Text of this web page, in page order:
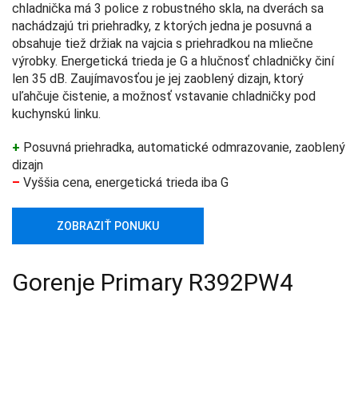
chladnička má 3 police z robustného skla, na dverách sa
nachádzajú tri priehradky, z ktorých jedna je posuvná a
obsahuje tiež držiak na vajcia s priehradkou na mliečne
výrobky. Energetická trieda je G a hlučnosť chladničky činí
len 35 dB. Zaujímavosťou je jej zaoblený dizajn, ktorý
uľahčuje čistenie, a možnosť vstavanie chladničky pod
kuchynskú linku.
+ Posuvná priehradka, automatické odmrazovanie, zaoblený
dizajn
– Vyššia cena, energetická trieda iba G
ZOBRAZIŤ PONUKU
Gorenje Primary R392PW4